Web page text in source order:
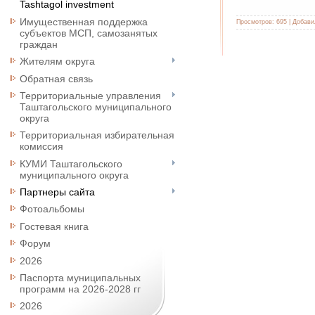
Tashtagol investment
Имущественная поддержка
субъектов МСП, самозанятых
граждан
Жителям округа
Обратная связь
Территориальные управления
Таштагольского муниципального
округа
Территориальная избирательная
комиссия
КУМИ Таштагольского
муниципального округа
Партнеры сайта
Фотоальбомы
Гостевая книга
Форум
2026
Паспорта муниципальных
программ на 2026-2028 гг
2026
Просмотров: 695